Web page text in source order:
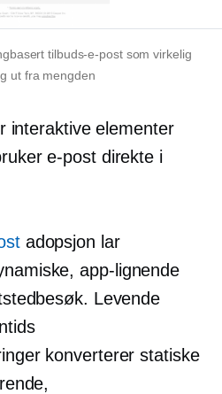
tilbuds-e-post som virkelig
ut fra mengden
interaktive elementer
e-post direkte i
adopsjon lar
app-lignende
Levende
konverterer statiske